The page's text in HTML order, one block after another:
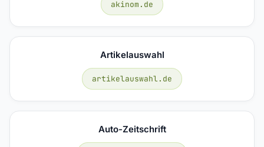
akinom.de
Artikelauswahl
artikelauswahl.de
Auto-Zeitschrift